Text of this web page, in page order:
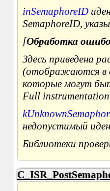
inSemaphoreID
SemaphoreID,
[Обработка
Здесь приведена
(отображаются в
которые могут
Full
недопустимый
Библиотеки